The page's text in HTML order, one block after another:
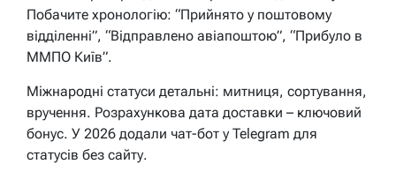
Побачите хронологію: “Прийнято у поштовому
відділенні”, “Відправлено авіапоштою”, “Прибуло в
ММПО Київ”.
Міжнародні статуси детальні: митниця, сортування,
вручення. Розрахункова дата доставки – ключовий
бонус. У 2026 додали чат-бот у Telegram для
статусів без сайту.